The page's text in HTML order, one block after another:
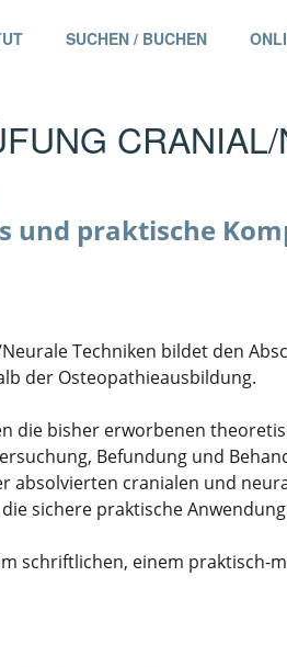
SUCHEN / BUCHEN
und praktische
Techniken bildet den
der Osteopathieausbildung.
die bisher erworbenen
Befundung und
absolvierten cranialen und
sichere praktische
schriftlichen, einem praktisch-